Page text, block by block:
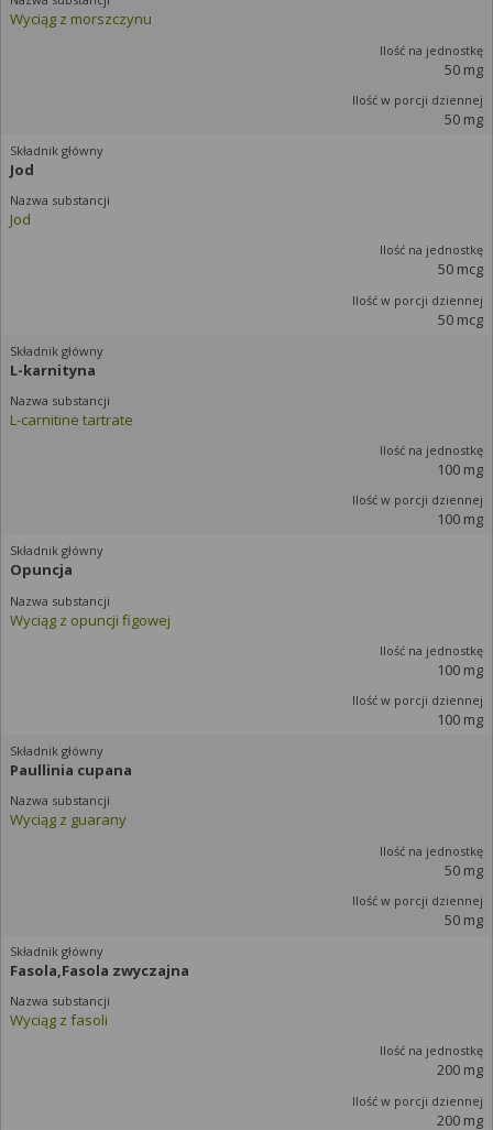
Wyciąg z morszczynu
50 mg
50 mg
Jod
Jod
50 mcg
50 mcg
L-karnityna
L-carnitine tartrate
100 mg
100 mg
Opuncja
Wyciąg z opuncji figowej
100 mg
100 mg
Paullinia cupana
Wyciąg z guarany
50 mg
50 mg
Fasola,Fasola zwyczajna
Wyciąg z fasoli
200 mg
200 mg